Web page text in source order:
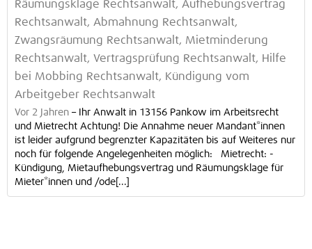
Räumungsklage Rechtsanwalt, Aufhebungsvertrag
Rechtsanwalt, Abmahnung Rechtsanwalt,
Zwangsräumung Rechtsanwalt, Mietminderung
Rechtsanwalt, Vertragsprüfung Rechtsanwalt, Hilfe
bei Mobbing Rechtsanwalt, Kündigung vom
Arbeitgeber Rechtsanwalt
Vor 2 Jahren –
Ihr Anwalt in 13156 Pankow im Arbeitsrecht
und Mietrecht Achtung! Die Annahme neuer Mandant*innen
ist leider aufgrund begrenzter Kapazitäten bis auf Weiteres nur
noch für folgende Angelegenheiten möglich: Mietrecht: -
Kündigung, Mietaufhebungsvertrag und Räumungsklage für
Mieter*innen und /ode[...]